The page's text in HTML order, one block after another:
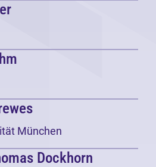
München
Dockhorn